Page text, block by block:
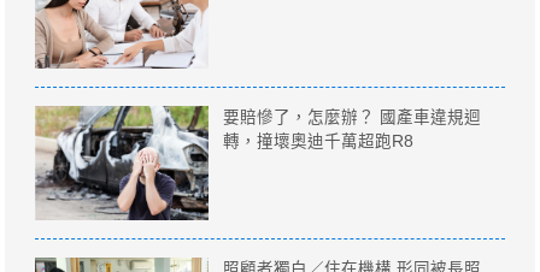
要賠慘了，怎麼辦？ 國產車違規迴
轉，撞壞奧迪千萬超跑R8